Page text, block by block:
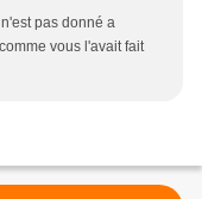
pas donné a
vous l'avait fait